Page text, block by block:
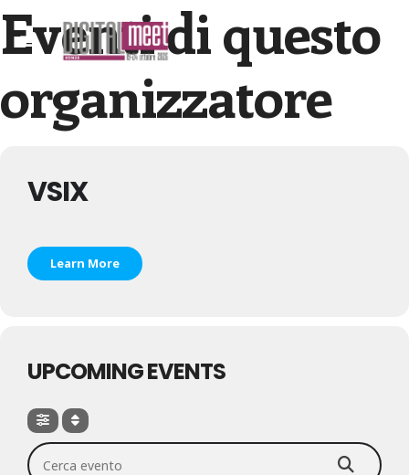
Eventi di questo
organizzatore
VSIX
Learn More
UPCOMING EVENTS
Cerca evento